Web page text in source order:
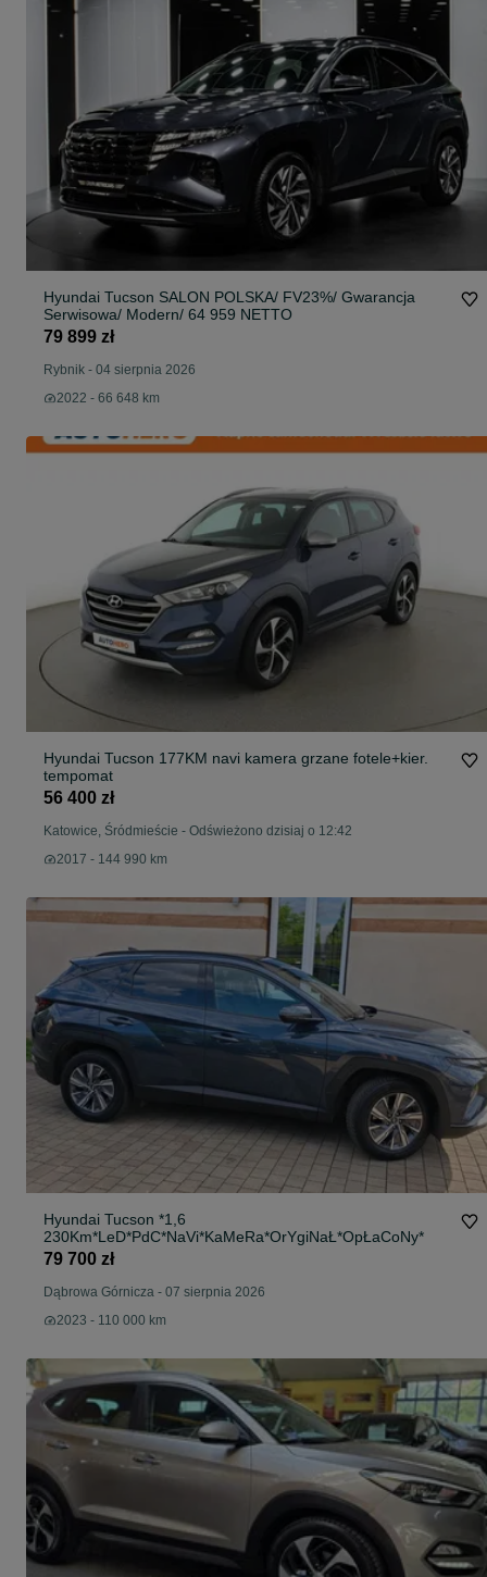
Hyundai Tucson SALON POLSKA/ FV23%/ Gwarancja
Serwisowa/ Modern/ 64 959 NETTO
79 899 zł
Rybnik - 04 sierpnia 2026
2022 - 66 648 km
Hyundai Tucson 177KM navi kamera grzane fotele+kier.
tempomat
56 400 zł
Katowice, Śródmieście - Odświeżono dzisiaj o 12:42
2017 - 144 990 km
Hyundai Tucson *1,6
230Km*LeD*PdC*NaVi*KaMeRa*OrYgiNaŁ*OpŁaCoNy*
79 700 zł
Dąbrowa Górnicza - 07 sierpnia 2026
2023 - 110 000 km